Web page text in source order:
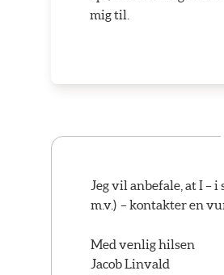
mig til.
Jeg vil anbefale, at I –
m.v.) – kontakter en
Med venlig hilsen
Jacob Linvald